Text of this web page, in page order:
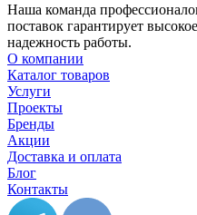
Наша команда
поставок гарантирует
надежность работы.
О компании
Каталог товаров
Услуги
Проекты
Бренды
Акции
Доставка и оплата
Блог
Контакты